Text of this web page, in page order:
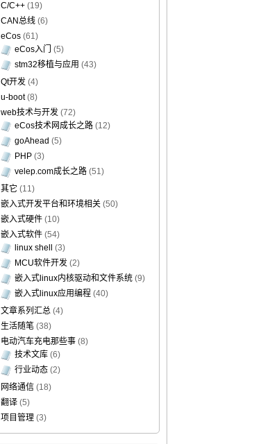
C/C++ (19)
CAN总线 (6)
eCos (61)
eCos入门
(5)
stm32移植与应用 (43)
Qt开发 (4)
u-boot(8)
web技术与开发 (72)
eCos技术网成长之路 (12)
goAhead (5)
PHP (3)
velep.com成长之路 (51)
其它 (11)
嵌入式开发平台和环境相关 (50)
嵌入式硬件 (10)
嵌入式软件 (54)
linux shell
(3)
MCU软件开发 (2)
嵌入式linux内核驱动和文件系统 (9)
嵌入式linux应用编程 (40)
文章系列汇总 (4)
生活随笔 (38)
电动汽车充电那些事 (8)
技术文库 (6)
行业动态 (2)
网络通信 (18)
翻译 (5)
项目管理 (3)